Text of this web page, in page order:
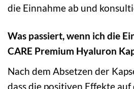
die Einnahme ab und
Was passiert, wenn ich die
CARE Premium Hyaluron
Nach dem Absetzen der
dass die positiven Effekte